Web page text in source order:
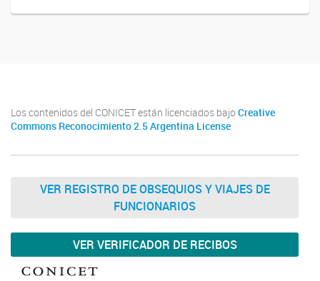
Los contenidos del CONICET están licenciados bajo Creative
Commons Reconocimiento 2.5 Argentina License
VER REGISTRO DE OBSEQUIOS Y VIAJES DE
FUNCIONARIOS
VER VERIFICADOR DE RECIBOS